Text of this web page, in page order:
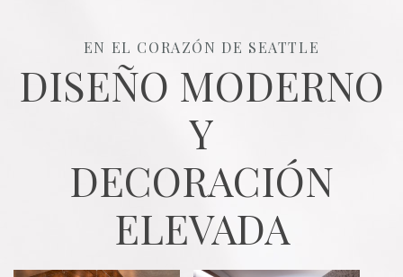
DISEÑO MODERNO
Y
DECORACIÓN
ELEVADA